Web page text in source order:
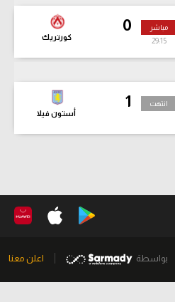
0
كورتريك
مباشر
29:17
1
أستون فيلا
انتهت
بواسطة اعلن معنا